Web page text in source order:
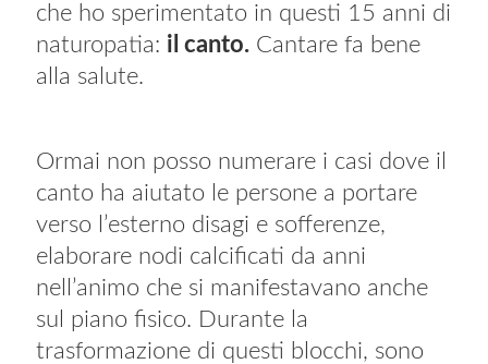
che ho sperimentato in questi 15 anni di
naturopatia: il canto. Cantare fa bene
alla salute.
Ormai non posso numerare i casi dove il
canto ha aiutato le persone a portare
verso l’esterno disagi e sofferenze,
elaborare nodi calcificati da anni
nell’animo che si manifestavano anche
sul piano fisico. Durante la
trasformazione di questi blocchi, sono